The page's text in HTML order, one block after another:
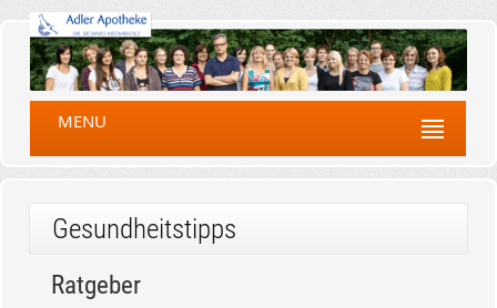
MENU
Gesundheitstipps
Ratgeber